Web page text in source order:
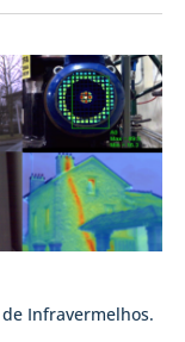
Infravermelhos.